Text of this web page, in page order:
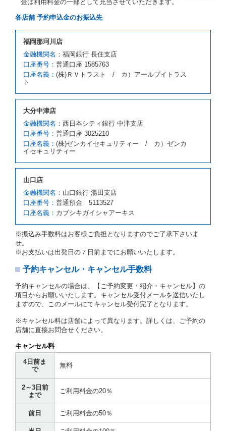
車種クラスのレンタカー（以下「代替レンタカー」と
いいます。）の貸渡しを申し入れることができるもの
とします。
借受人が前項の申入れを承諾したときは、当社は車種
クラスを除き予約時と同一の借受条件でレンタカー提
携先の代替レンタカーを貸し渡すものとします。な
お、代替レンタカーの貸渡料金が予約された車種クラ
スの貸渡料金より高くなるときは、予約した車種クラ
スの貸渡料金によるものとし、予約された車種クラス
の車種クラスの貸渡料金によるものとします。
借受人は、第１項の代替レンタカーの貸渡しの申入れ
を拒絶し、予約を取り消すことができるものとしま
す。
前項の場合、第１項の貸渡しをすることができない原
因が、当社の責に帰する事由によるときには第４条第
４項の予約の取消しとして取り扱い、当社は受領済の
予約申込金を返還するものとします。
原因が、当社の責に帰さない事由による時には第４条
第５項の予約の取消しとして取り扱い、当社は受領済
の予約申込金を返還するものとします。
第６条（免責）
が締結されなかったことについて、第４条及び第５条
とします。
第３章／貸 渡 し
第７条（貸渡契約の締結）
借受人は第２条第１項に定める借受条件を明示し、当
貸渡契約を締結するものとします。ただし、貸し渡す
ことができるレンタカーがない場合又は借受人若しく
は運転者が第８条第１項若しくは第２項各号のいずれ
かに該当する場合を除きます。
貸渡契約を締結した場合、借受人は当社に第１0条第
１項に定める貸渡料金を支払うものとします。
運転者の義務と定められた事項を遵守するものとしま
す。
当社は、監督官庁の基本通達（注１）に基づき、貸渡
運転者の氏名、住所、運転免許の種類及び運転免許証
金は利用料金の一部として充当させていただきます。
各店舗 予約申込金のお振込先
福岡那珂川店
金融機関名： 福岡銀行 長住支店
口座番号： 普通口座 1585763
口座名義： (株)ＲＶトラスト / カ）アールブイトラス
ト
大分中津店
金融機関名： 西日本シティ銀行 中津支店
口座番号： 普通口座 3025210
口座名義： (株)ゼンカイセキュリティー / カ）ゼンカ
イセキュリティー
山口店
金融機関名： 山口銀行 湯田支店
口座番号： 普通預金 5113527
口座名義： カブシキガイシャアーキス
※振込み手数料はお客様ご負担となりますのでご了承下さいま
せ。
※お支払いは出発日の７日前までにお願いいたします。
予約キャンセル・キャンセル手数料
予約キャンセルの場合は、【ご予約変更・紹介・キャンセル】の
項目からお願いいたします。キャンセル受付メールを送信いたし
ますので、このメールにてキャンセル受付完了となります。
※キャンセル料は店舗によって異なります。詳しくは、ご予約の
店舗に直接お問合せください。
キャンセル料
4日前ま
で
無料
2～3日前
まで
ご利用料金の20％
前日 ご利用料金の50％